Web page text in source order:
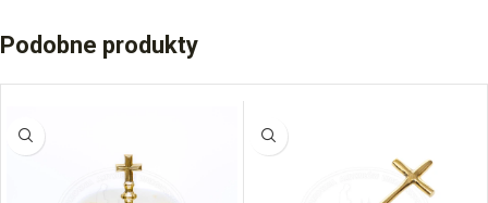
Podobne produkty